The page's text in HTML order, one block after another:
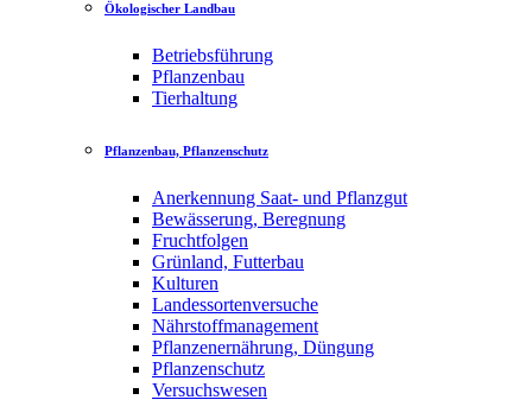
Ökologischer Landbau
Betriebsführung
Pflanzenbau
Tierhaltung
Pflanzenbau, Pflanzenschutz
Anerkennung Saat- und Pflanzgut
Bewässerung, Beregnung
Fruchtfolgen
Grünland, Futterbau
Kulturen
Landessortenversuche
Nährstoffmanagement
Pflanzenernährung, Düngung
Pflanzenschutz
Versuchswesen